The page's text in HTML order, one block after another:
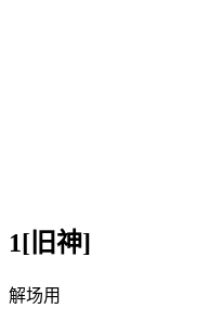
1[旧神]
解场用